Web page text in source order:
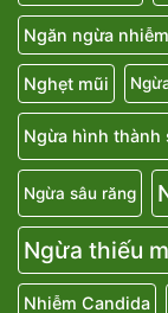
Nấm ngoài da
Ngăn ngừa
Nghẹt mũi
Ngừa hình thành
Ngừa sâu răng
Ngừa thiếu